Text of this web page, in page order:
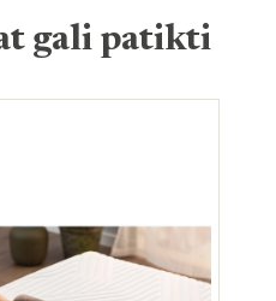
gali patikti